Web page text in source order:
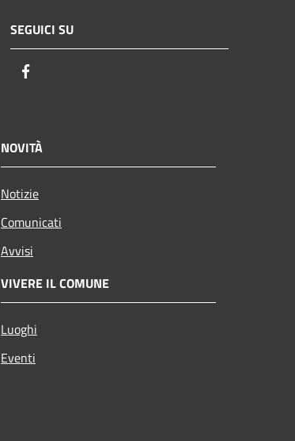
SEGUICI SU
NOVITÀ
Notizie
Comunicati
Avvisi
VIVERE IL COMUNE
Luoghi
Eventi